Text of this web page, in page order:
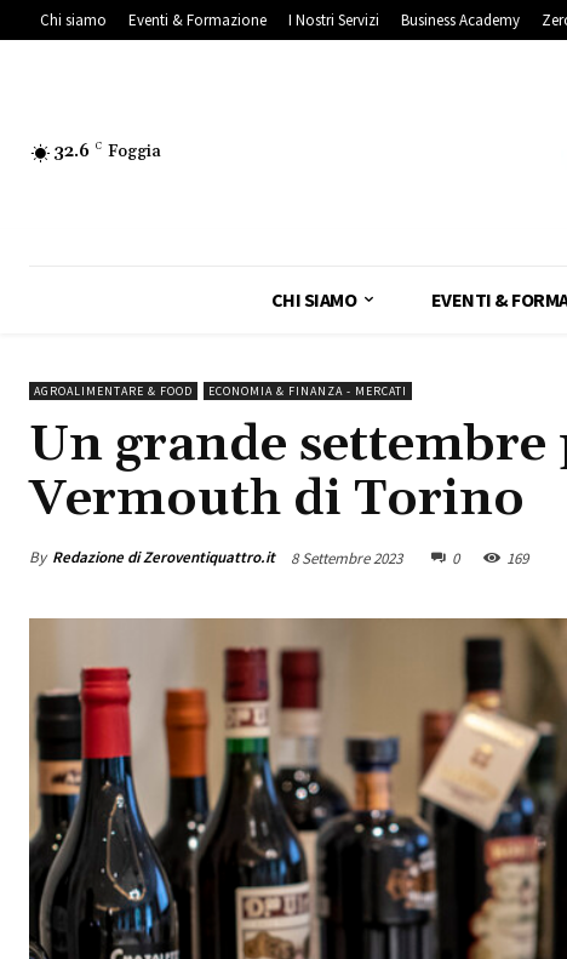
Chi siamo Eventi & Formazione I Nostri Servizi Business Academy
32.6 C Foggia
CHI SIAMO EVENTI &
AGROALIMENTARE & FOOD ECONOMIA & FINANZA - MERCATI
Un grande
Vermouth di Torino
By Redazione di Zeroventiquattro.it 8 Settembre 2023 0 169